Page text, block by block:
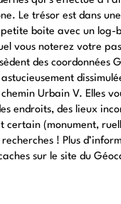
Le trésor est dans
boite avec un log-
vous noterez votre
des coordonnées
astucieusement
Urbain V. Elles
endroits, des lieux
certain (monument,
! Plus
sur le site du